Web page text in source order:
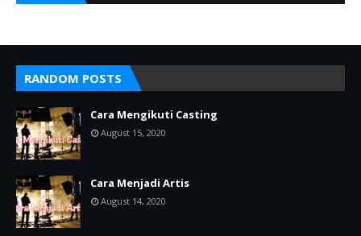
RANDOM POSTS
Cara Mengikuti Casting
August 15, 2020
Cara Menjadi Artis
August 14, 2020